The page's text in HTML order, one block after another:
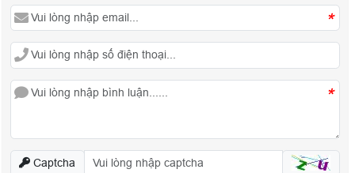
*
*
Captcha